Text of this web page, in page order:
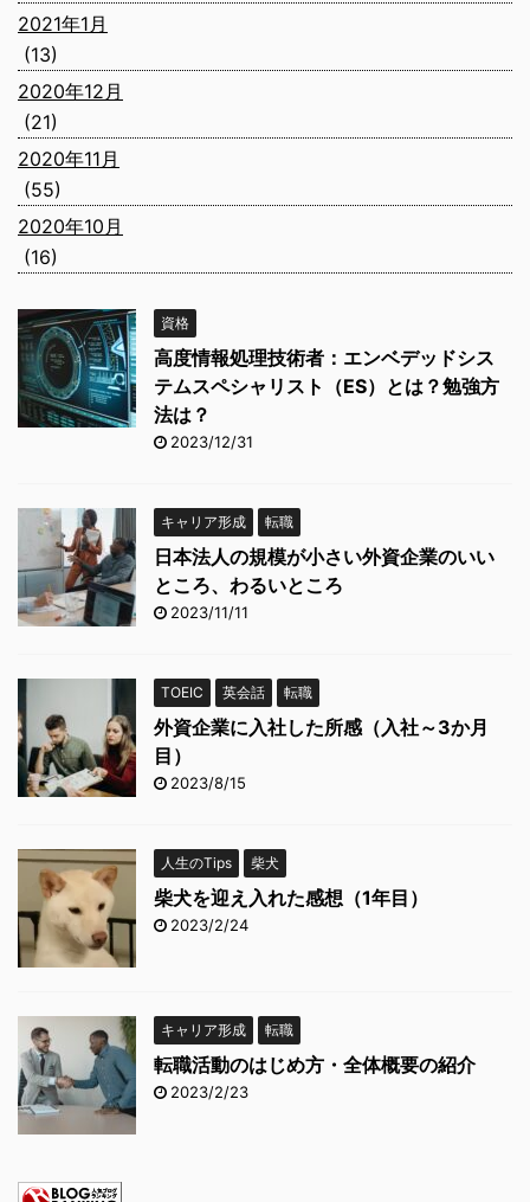
2021年1月
(13)
2020年12月
(21)
2020年11月
(55)
2020年10月
(16)
資格
高度情報処理技術者：エンベデッドシス
テムスペシャリスト（ES）とは？勉強方
法は？
2023/12/31
キャリア形成 転職
日本法人の規模が小さい外資企業のいい
ところ、わるいところ
2023/11/11
TOEIC 英会話 転職
外資企業に入社した所感（入社～3か月
目）
2023/8/15
人生のTips 柴犬
柴犬を迎え入れた感想（1年目）
2023/2/24
キャリア形成 転職
転職活動のはじめ方・全体概要の紹介
2023/2/23